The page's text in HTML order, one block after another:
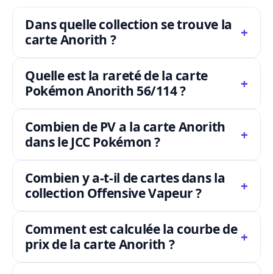
Dans quelle collection se trouve la
carte Anorith ?
Quelle est la rareté de la carte
Pokémon Anorith 56/114 ?
Combien de PV a la carte Anorith
dans le JCC Pokémon ?
Combien y a-t-il de cartes dans la
collection Offensive Vapeur ?
Comment est calculée la courbe de
prix de la carte Anorith ?